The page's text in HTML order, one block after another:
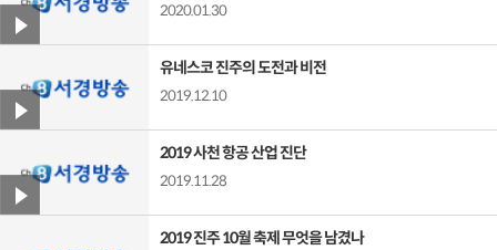
2020.01.30
유네스코 진주의 도전과 비전
2019.12.10
2019 사천 항공 산업 진단
2019.11.28
2019 진주 10월 축제 무엇을 남겼나